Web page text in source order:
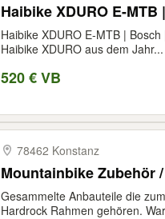
Haibike XDURO E-
Haibike XDURO E-MTB |
Haibike XDURO aus dem Jahr...
520 € VB
78462 Konstanz
Mountainbike Zubehör
Gesammelte Anbauteile die
Hardrock Rahmen gehören.